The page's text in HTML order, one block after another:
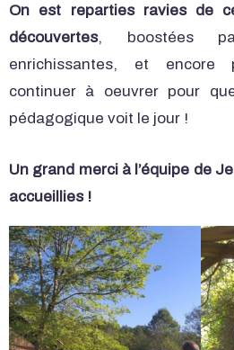
On est reparties ravies de
découvertes, boostées
enrichissantes, et encore
continuer à oeuvrer pour
pédagogique voit le jour !
Un grand merci à l’équipe de
accueillies !